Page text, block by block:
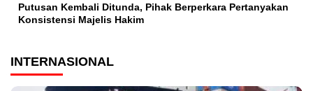
Putusan Kembali Ditunda, Pihak Berperkara Pertanyakan
Konsistensi Majelis Hakim
INTERNASIONAL